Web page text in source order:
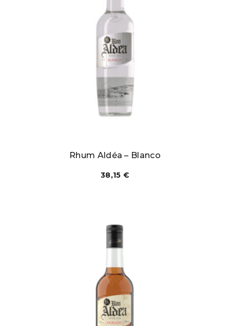
Rhum Aldéa – Blanco
38,15 €